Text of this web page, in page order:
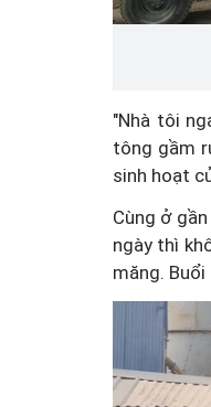
"Nhà tôi
tông gầm
sinh hoạt
Cùng ở
ngày thì
măng.